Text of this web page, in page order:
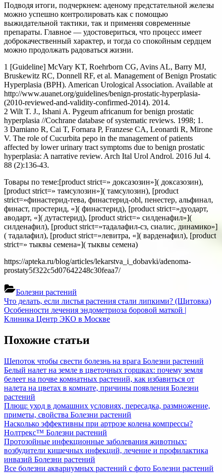
Подводя итоги, подчеркнем: аденому предстательной железы
можно успешно контролировать как с помощью
выжидательной тактики, так и применяя современные
препараты. Главное — удостовериться, что процесс имеет
доброкачественный характер, и тогда со спокойным сердцем
можно продолжать радоваться жизни.
1 [Guideline] McVary KT, Roehrborn CG, Avins AL, Barry MJ,
Bruskewitz RC, Donnell RF, et al. Management of Benign Prostatic
Hyperplasia (BPH). American Urological Association. Available at
http://www.auanet.org/guidelines/benign-prostatic-hyperplasia-
(2010-reviewed-and-validity-confirmed-2014). 2014.
2 Wilt T. J., Ishani A. Pygeum africanum for benign prostatic
hyperplasia //Cochrane database of systematic reviews. 1998; 1.
3 Damiano R, Cai T, Fornara P, Franzese CA, Leonardi R, Mirone
V. The role of Cucurbita pepo in the management of patients
affected by lower urinary tract symptoms due to benign prostatic
hyperplasia: A narrative review. Arch Ital Urol Androl. 2016 Jul 4.
88 (2):136-43.
Товары по теме:[product strict=» доксазозин»]( доксазозин),
[product strict=» тамсулозин»]( тамсулозин), [product
strict=»финастерид-тева, финастерид-obl, пенестер, альфинал,
финаст, простерид, «]( финастерид), [product strict=»дуодарт,
аводарт, «]( дутастерид), [product strict=» силденафил»](
силденафил), [product strict=»тадалафил-сз, сиалис, динамико»]
( тадалафил), [product strict=»левитра, «]( варденафил), [product
strict=» тыквы семена»]( тыквы семена)
https://apteka.ru/blog/articles/lekarstva_i_dobavki/adenoma-
prostaty5f322c5d07642248c30feaa7/
Болезни растений
Навигация
по
Previous
Post:
Что делать, если листья растения стали липкими? (Щитовка)
Next
Post:
Особенности лечения эндометриоза боровой маткой |
Клиника Центр ЭКО в Москве
Похожие статьи
Шепоток чтобы свести болезнь на врага Болезни растений
Белый налет на земле в цветочных горшках: почему земля
белеет на почве комнатных растений, как избавиться от
налета на цветах в комнате, причины появления Болезни
растений
Плющ: уход в домашних условиях, пересадка, размножение,
приметы, свойства Болезни растений
Насколько эффективны при артрозе колена компрессы?
Нолтрекс™ Болезни растений
Протозойные инфекционные заболевания животных:
возбудители кишечных инфекций, лечение и профилактика
инвазий Болезни растений
Все болезни аквариумных растений с фото Болезни растений